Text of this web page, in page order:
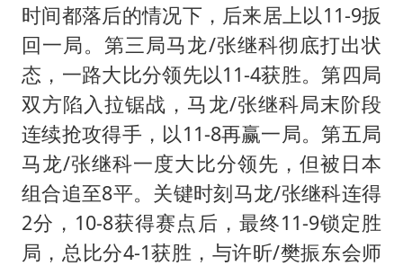
时间都落后的情况下，后来居上以11-9扳
回一局。第三局马龙/张继科彻底打出状
态，一路大比分领先以11-4获胜。第四局
双方陷入拉锯战，马龙/张继科局末阶段
连续抢攻得手，以11-8再赢一局。第五局
马龙/张继科一度大比分领先，但被日本
组合追至8平。关键时刻马龙/张继科连得
2分，10-8获得赛点后，最终11-9锁定胜
局，总比分4-1获胜，与许昕/樊振东会师